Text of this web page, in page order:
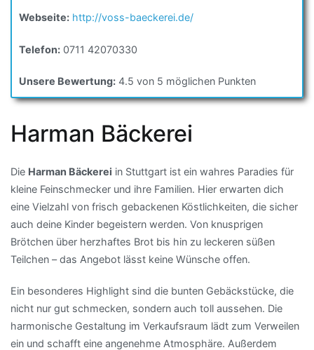
Webseite: http://voss-baeckerei.de/
Telefon: 0711 42070330
Unsere Bewertung: 4.5 von 5 möglichen Punkten
Harman Bäckerei
Die Harman Bäckerei in Stuttgart ist ein wahres Paradies für
kleine Feinschmecker und ihre Familien. Hier erwarten dich
eine Vielzahl von frisch gebackenen Köstlichkeiten, die sicher
auch deine Kinder begeistern werden. Von knusprigen
Brötchen über herzhaftes Brot bis hin zu leckeren süßen
Teilchen – das Angebot lässt keine Wünsche offen.
Ein besonderes Highlight sind die bunten Gebäckstücke, die
nicht nur gut schmecken, sondern auch toll aussehen. Die
harmonische Gestaltung im Verkaufsraum lädt zum Verweilen
ein und schafft eine angenehme Atmosphäre. Außerdem